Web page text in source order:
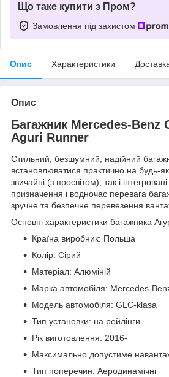
Що таке купити з Пром?
Замовлення під захистом
Опис Характеристики
Опис
Багажник Mercedes-Benz
Aguri Runner
Стильний, безшумний, надійний
встановлюватися практично на будь-
звичайні (з просвітом), так і
призначення і водночас перевага
зручне та безпечне перевезення
Основні характеристики багажника
Країна виробник: Польша
Колір: Сірий
Матеріал: Алюміній
Марка автомобіля: Mercedes-
Модель автомобіля: GLC-klasa
Тип установки: на рейлінги
Рік виготовлення: 2016-
Максимально допустиме
Тип поперечин: Аеродинамічні